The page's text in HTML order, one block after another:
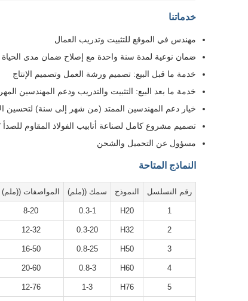
خدماتنا
مهندس في الموقع للتثبيت وتدريب العمال
ضمان نوعية لمدة سنة واحدة مع إصلاح ضمان مدى الحياة
خدمة ما قبل البيع: تصميم ورشة العمل وتصميم الإنتاج
خدمة ما بعد البيع: التثبيت والتدريب ودعم المهندسين
خيار دعم المهندسين الممتد (من شهر إلى سنة) لتحسين
تصميم مشروع كامل لصناعة أنابيب الفولاذ المقاوم للصدأ /
مسؤول عن التحميل والشحن
النماذج المتاحة
رقم التسلسل النموذج سمك ((ملم) المواصفات ((ملم)
1
H20
0.3-1
8-20
2
H32
0.3-20
12-32
3
H50
0.8-25
16-50
4
H60
0.8-3
20-60
5
H76
1-3
12-76